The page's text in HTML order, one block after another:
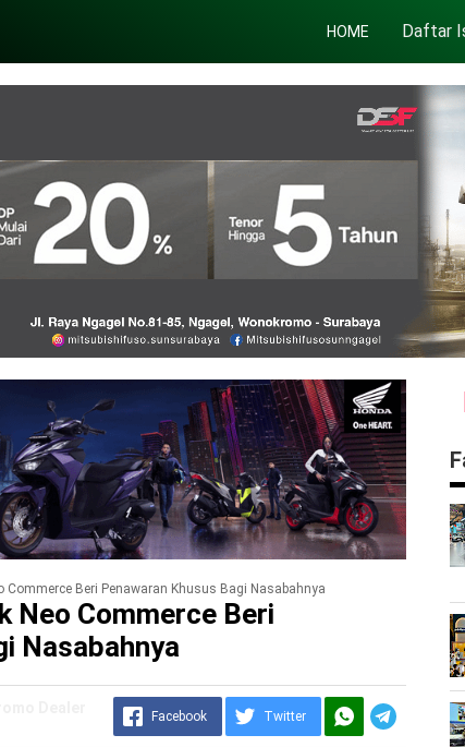
HOME Daftar
Commerce Beri Penawaran Khusus Bagi Nasabahnya
Neo Commerce Beri
Nasabahnya
Facebook Twitter